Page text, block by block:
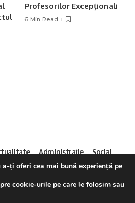
Profesorilor Excepționali
6 Min Read
Administrație
Social
Servicii
Contact
ți oferi cea mai bună experiență pe
cookie-urile pe care le folosim sau